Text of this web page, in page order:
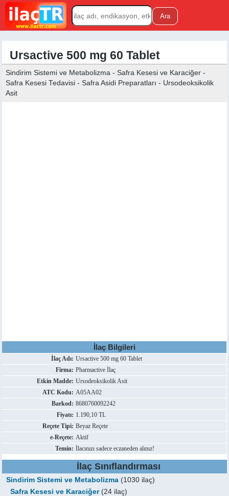
Ursactive 500 mg 60 Tablet
Sindirim Sistemi ve Metabolizma - Safra Kesesi ve Karaciğer -
Safra Kesesi Tedavisi - Safra Asidi Preparatları - Ursodeoksikolik
Asit
İlaç Bilgileri
İlaç Adı: Ursactive 500 mg 60 Tablet
Firma: Pharmactive İlaç
Etkin Madde: Ursodeoksikolik Asit
ATC Kodu: A05AA02
Barkod: 8680760092242
Fiyatı: 1.190,10 TL
Reçete Tipi: Beyaz Reçete
e-Reçete: Aktif
Temin: İlacınızı sadece eczaneden alınız!
İlaç Sınıflandırması
Sindirim Sistemi ve Metabolizma (1030 ilaç)
Safra Kesesi ve Karaciğer(24 ilaç)